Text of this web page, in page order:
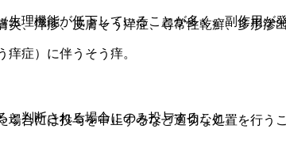
理機能が低下していることが多く、副作用が
と判断される場合にのみ投与すること。
、痒疹、皮膚そう痒症、尋常性乾癬、多形滲
症）に伴うそう痒。
合には投与を中止するなど適切な処置を行うこ